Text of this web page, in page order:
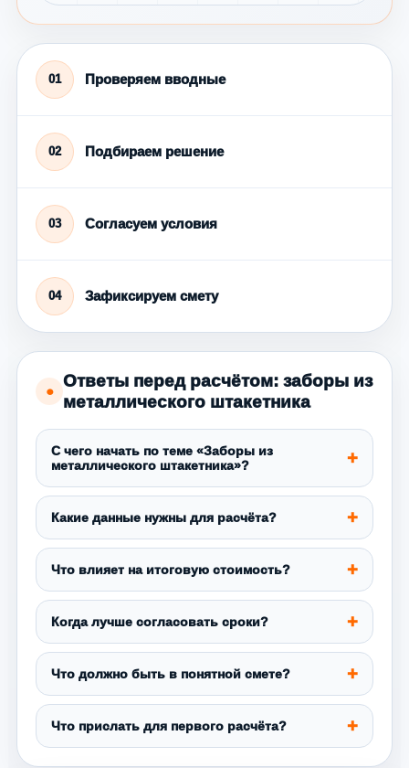
01 Проверяем вводные
02 Подбираем решение
03 Согласуем условия
04 Зафиксируем смету
●
Ответы перед расчётом: заборы из
металлического штакетника
С чего начать по теме «Заборы из
металлического штакетника»?
Какие данные нужны для расчёта?
Что влияет на итоговую стоимость?
Когда лучше согласовать сроки?
Что должно быть в понятной смете?
Что прислать для первого расчёта?